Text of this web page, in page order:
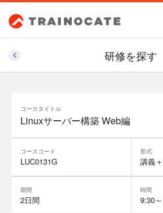
研修を探す
コースタイトル
Linuxサーバー構築 Web編
コースコード
LUC0131G
形式
講義
期間
2日間
時間
9:30